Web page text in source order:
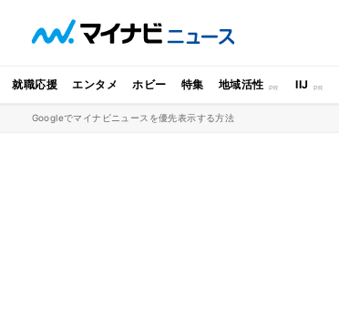
就職応援 エンタメ ホビー 特集 地域活性 IIJ
Googleでマイナビニュースを優先表示する方法